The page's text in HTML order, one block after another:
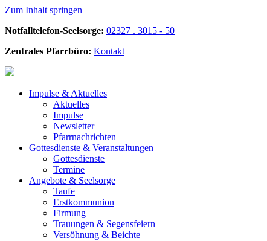
Zum Inhalt springen
Notfalltelefon-Seelsorge: 02327 . 3015 - 50
Zentrales Pfarrbüro: Kontakt
Impulse & Aktuelles
Aktuelles
Impulse
Newsletter
Pfarrnachrichten
Gottesdienste & Veranstaltungen
Gottesdienste
Termine
Angebote & Seelsorge
Taufe
Erstkommunion
Firmung
Trauungen & Segensfeiern
Versöhnung & Beichte